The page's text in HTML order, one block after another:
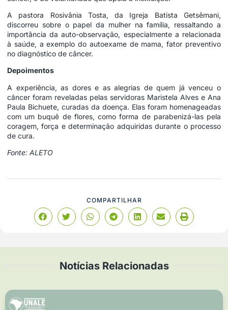
A pastora Rosivânia Tosta, da Igreja Batista Getsêmani,
discorreu sobre o papel da mulher na família, ressaltando a
importância da auto-observação, especialmente a relacionada
à saúde, a exemplo do autoexame de mama, fator preventivo
no diagnóstico de câncer.
Depoimentos
A experiência, as dores e as alegrias de quem já venceu o
câncer foram reveladas pelas servidoras Maristela Alves e Ana
Paula Bichuete, curadas da doença. Elas foram homenageadas
com um buquê de flores, como forma de parabenizá-las pela
coragem, força e determinação adquiridas durante o processo
de cura.
Fonte: ALETO
COMPARTILHAR
Notícias Relacionadas